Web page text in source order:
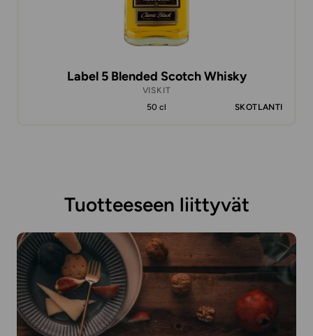
Label 5 Blended Scotch Whisky
VISKIT
50 cl
SKOTLANTI
Tuotteeseen liittyvät